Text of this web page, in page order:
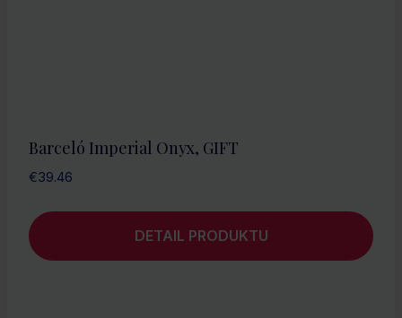
Barceló Imperial Onyx, GIFT
€39.46
DETAIL PRODUKTU